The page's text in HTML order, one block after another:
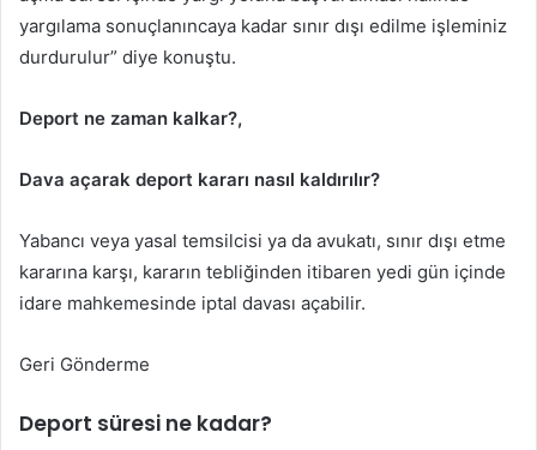
yargılama sonuçlanıncaya kadar sınır dışı edilme işleminiz
durdurulur” diye konuştu.
Deport ne zaman kalkar?,
Dava açarak deport kararı nasıl kaldırılır?
Yabancı veya yasal temsilcisi ya da avukatı, sınır dışı etme
kararına karşı, kararın tebliğinden itibaren yedi gün içinde
idare mahkemesinde iptal davası açabilir.
Geri Gönderme
Deport süresi ne kadar?